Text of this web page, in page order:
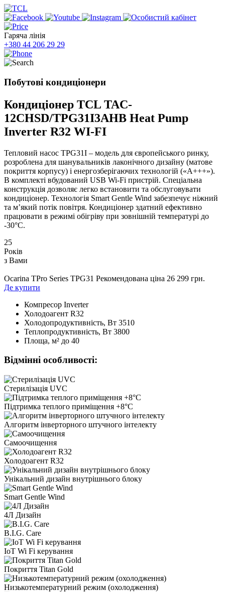
Гаряча лінія
+380 44 206 29 29
Побутові кондиціонери
Кондиціонер TCL TAC-
12CHSD/TPG31I3AHB Heat Pump
Inverter R32 WI-FI
Тепловий насос TPG31I – модель для європейського ринку,
розроблена для шанувальників лаконічного дизайну (матове
покриття корпусу) і енергозберігаючих технологій («А+++»).
В комплекті вбудований USB Wi-Fi пристрій. Спеціальна
конструкція дозволяє легко встановити та обслуговувати
кондиціонер. Технологія Smart Gentle Wind забезпечує ніжний
та м’який потік повітря. Кондиціонер здатний ефективно
працювати в режимі обігріву при зовнішній температурі до
-30°C.
25
Років
з Вами
Ocarina TPro Series TPG31 Рекомендована ціна 26 299 грн.
Де купити
Компресор Inverter
Холодоагент R32
Холодопродуктивність, Bт 3510
Теплопродуктивність, Bт 3800
Площа, м² до 40
Відмінні особливості:
Стерилізація UVC
Підтримка теплого приміщення +8°C
Алгоритм інверторного штучного інтелекту
Самоочищення
Холодоагент R32
Унікальний дизайн внутрішнього блоку
Smart Gentle Wind
4Л Дизайн
B.I.G. Care
IoT Wi Fi керування
Покриття Titan Gold
Низькотемпературний режим (охолодження)